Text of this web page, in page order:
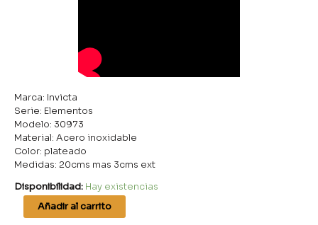
Marca: Invicta
Serie: Elementos
Modelo: 30973
Material: Acero inoxidable
Color: plateado
Medidas: 20cms mas 3cms ext
Disponibilidad: Hay existencias
Añadir al carrito